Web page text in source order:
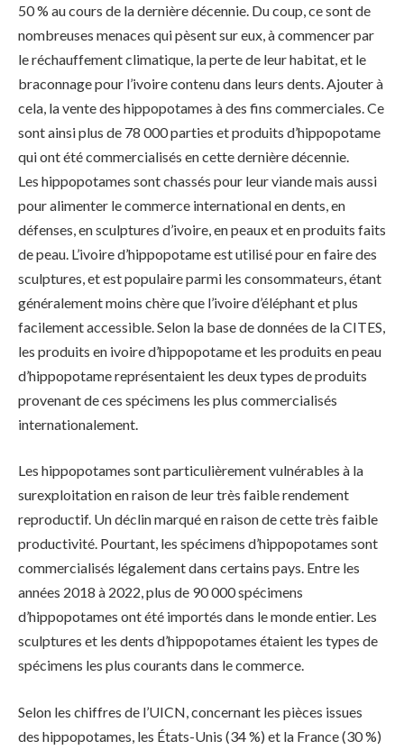
50 % au cours de la dernière décennie. Du coup, ce sont de
nombreuses menaces qui pèsent sur eux, à commencer par
le réchauffement climatique, la perte de leur habitat, et le
braconnage pour l’ivoire contenu dans leurs dents. Ajouter à
cela, la vente des hippopotames à des fins commerciales. Ce
sont ainsi plus de 78 000 parties et produits d’hippopotame
qui ont été commercialisés en cette dernière décennie.
Les hippopotames sont chassés pour leur viande mais aussi
pour alimenter le commerce international en dents, en
défenses, en sculptures d’ivoire, en peaux et en produits faits
de peau. L’ivoire d’hippopotame est utilisé pour en faire des
sculptures, et est populaire parmi les consommateurs, étant
généralement moins chère que l’ivoire d’éléphant et plus
facilement accessible. Selon la base de données de la CITES,
les produits en ivoire d’hippopotame et les produits en peau
d’hippopotame représentaient les deux types de produits
provenant de ces spécimens les plus commercialisés
internationalement.
Les hippopotames sont particulièrement vulnérables à la
surexploitation en raison de leur très faible rendement
reproductif. Un déclin marqué en raison de cette très faible
productivité. Pourtant, les spécimens d’hippopotames sont
commercialisés légalement dans certains pays. Entre les
années 2018 à 2022, plus de 90 000 spécimens
d’hippopotames ont été importés dans le monde entier. Les
sculptures et les dents d’hippopotames étaient les types de
spécimens les plus courants dans le commerce.
Selon les chiffres de l’UICN, concernant les pièces issues
des hippopotames, les États-Unis (34 %) et la France (30 %)